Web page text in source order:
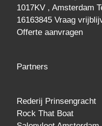
1017KV , Amsterdam
16163845 Vraag
Offerte aanvragen
Partners
Rederij Prinsengracht
Rock That Boat